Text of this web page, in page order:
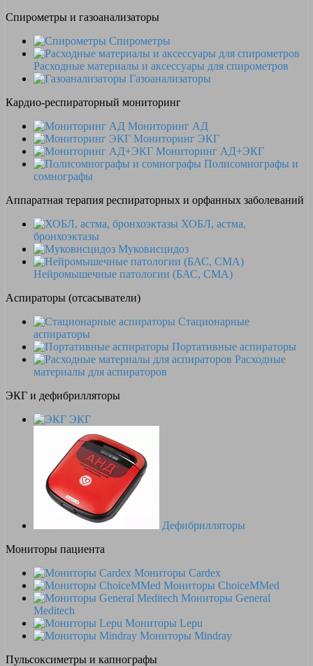
Спирометры и газоанализаторы
Спирометры
Расходные материалы и аксессуары для спирометров
Газоанализаторы
Кардио-респираторный мониторинг
Мониторинг АД
Мониторинг ЭКГ
Мониторинг АД+ЭКГ
Полисомнографы и
сомнографы
Аппаратная терапия респираторных и орфанных заболеваний
ХОБЛ, астма,
бронхоэктазы
Муковисцидоз
Нейромышечные патологии (БАС, СМА)
Аспираторы (отсасыватели)
Стационарные
аспираторы
Портативные аспираторы
Расходные
материалы для аспираторов
ЭКГ и дефибрилляторы
ЭКГ
Дефибрилляторы
Мониторы пациента
Мониторы Cardex
Мониторы ChoiceMMed
Мониторы General
Meditech
Мониторы Lepu
Мониторы Mindray
Пульсоксиметры и капнографы